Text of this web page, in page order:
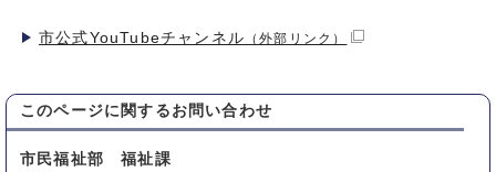
市公式YouTubeチャンネル （外部リンク）
このページに関する お問い合わせ
市民福祉部 福祉課